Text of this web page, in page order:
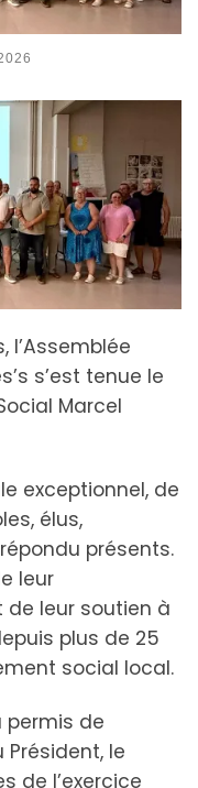
s’est tenue le
Marcel
exceptionnel, de
élus,
présents.
leur
leur soutien à
plus de 25
social local.
permis de
le
de l’exercice